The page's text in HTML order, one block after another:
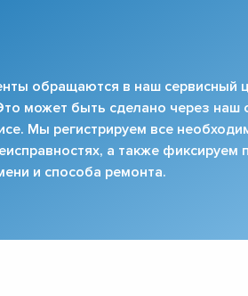
обращаются в наш сервисный
может быть сделано через наш
Мы регистрируем все
а также фиксируем
и способа ремонта.